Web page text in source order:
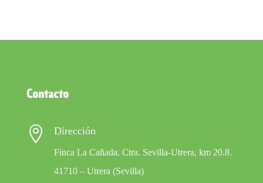
Contacto
 Dirección
Finca La Cañada. Ctra. Sevilla-Utrera, km 20.8.
41710 – Utrera (Sevilla)